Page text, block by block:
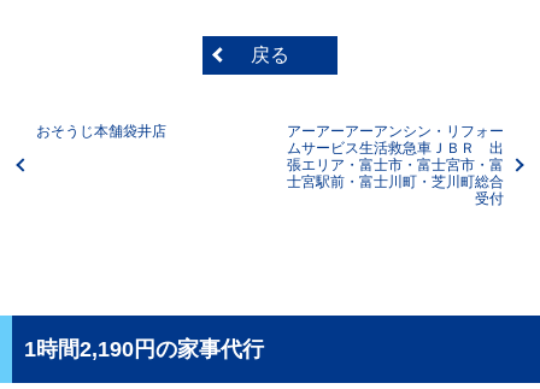
戻る
おそうじ本舗袋井店
アーアーアーアンシン・リフォー
ムサービス生活救急車ＪＢＲ 出
張エリア・富士市・富士宮市・富
士宮駅前・富士川町・芝川町総合
受付
1時間2,190円の家事代行